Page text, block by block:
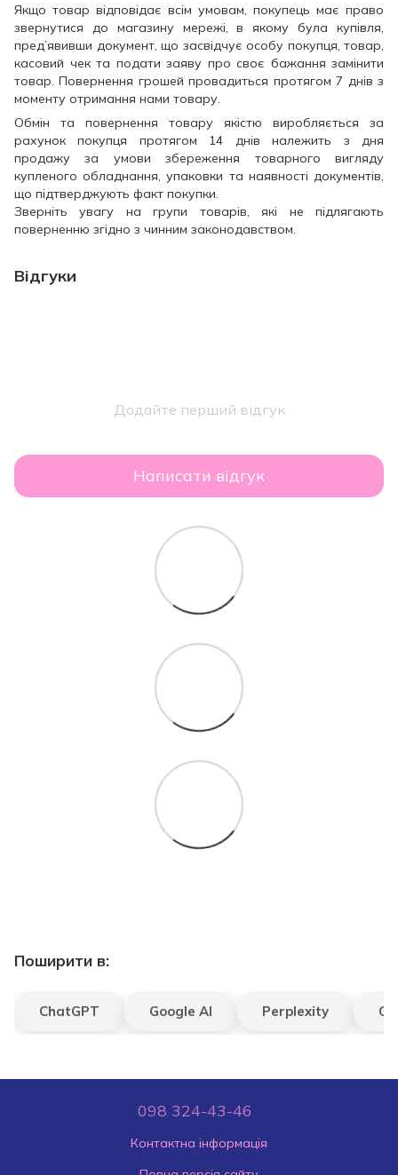
Якщо товар відповідає всім умовам, покупець має право
звернутися до магазину мережі, в якому була купівля,
пред’явивши документ, що засвідчує особу покупця, товар,
касовий чек та подати заяву про своє бажання замінити
товар. Повернення грошей провадиться протягом 7 днів з
моменту отримання нами товару.
Обмін та повернення товару якістю виробляється за
рахунок покупця протягом 14 днів належить з дня
продажу за умови збереження товарного вигляду
купленого обладнання, упаковки та наявності документів,
що підтверджують факт покупки.
Зверніть увагу на групи товарів, які не підлягають
поверненню згідно з чинним законодавством.
Відгуки
Додайте перший відгук
Написати відгук
Поширити в:
ChatGPT Google AI Perplexity
098 324-43-46
Контактна інформація